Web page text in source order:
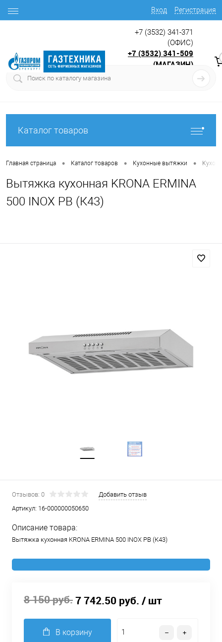
Вход Регистрация
+7 (3532) 341-371
(ОФИС)
+7 (3532) 341-509
(МАГАЗИН)
Каталог товаров
Главная страница • Каталог товаров • Кухонные вытяжки •
Вытяжка кухонная KRONA ERMINA
500 INOX PB (К43)
Отзывов: 0
Добавить отзыв
Артикул: 16-000000050650
Описание товара:
Вытяжка кухонная KRONA ERMINA 500 INOX PB (К43)
8 150 руб.7 742.50 руб. / шт
В корзину